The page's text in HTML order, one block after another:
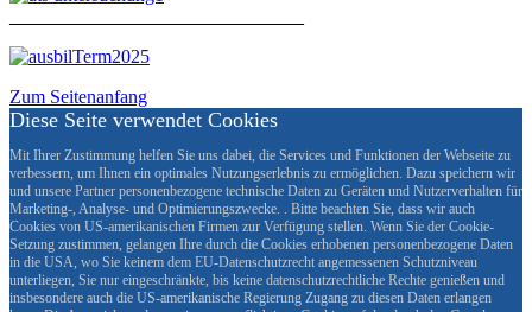
Zum Seitenanfang
Diese Seite verwendet Cookies
Mit Ihrer Zustimmung helfen Sie uns dabei, die Services und Funktionen der Webseite zu
verbessern, um Ihnen ein optimales Nutzungserlebnis zu ermöglichen. Dazu speichern wir
und unsere Partner personenbezogene technische Daten zu Geräten und Nutzerverhalten für
Marketing-, Analyse- und Optimierungszwecke. . Bitte beachten Sie, dass wir auch
Cookies von US-amerikanischen Firmen zur Verfügung stellen. Wenn Sie der Cookie-
Setzung zustimmen, gelangen Ihre durch die Cookies erhobenen personenbezogene Daten
in die USA, wo Sie keinem dem EU-Datenschutzrecht angemessenen Schutzniveau
unterliegen, Sie nur eingeschränkte, bis keine datenschutzrechtliche Rechte genießen und
insbesondere auch die US-amerikanische Regierung Zugang zu diesen Daten erlangen